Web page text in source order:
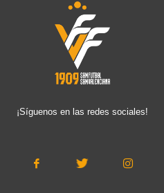
¡Síguenos en las redes sociales!